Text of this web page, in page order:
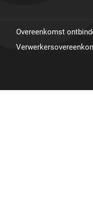
Overeenkomst